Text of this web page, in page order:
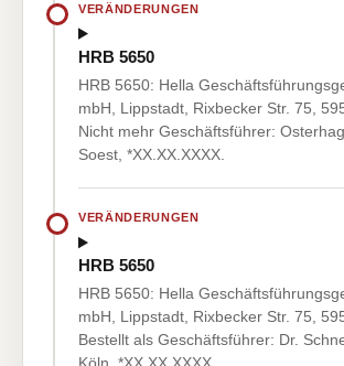
VERÄNDERUNGEN
HRB 5650
HRB 5650: Hella
mbH, Lippstadt, Rixbecker Str. 75,
Nicht mehr Geschäftsführer:
Soest, *XX.XX.XXXX.
VERÄNDERUNGEN
HRB 5650
HRB 5650: Hella
mbH, Lippstadt, Rixbecker Str. 75,
Bestellt als Geschäftsführer: Dr.